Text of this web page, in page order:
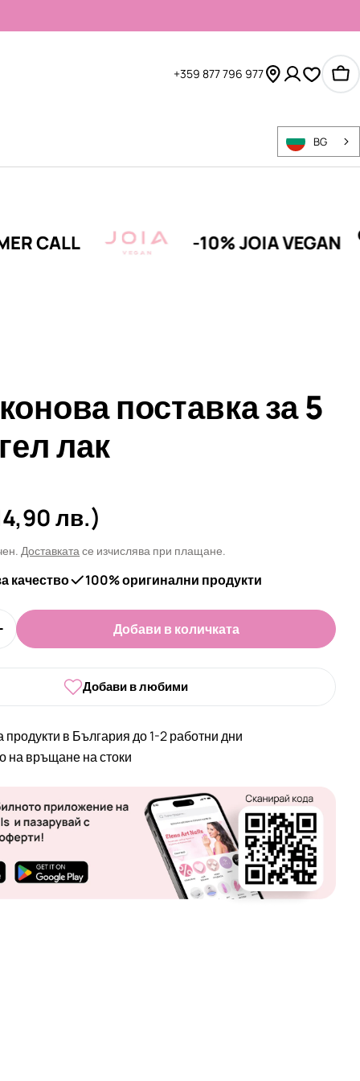
+359 877 796 977
BG
-10% JOIA VEGAN
прозорец
поставка за 5
лак
лв.)
Доставкатасе изчислява при плащане.
качество 100% оригинални продукти
за Силиконова поставка за 5 броя
количеството за Силиконова поставка за
Добави в количката
Добави в любими
продукти в България до 1-2 работни дни
на връщане на стоки